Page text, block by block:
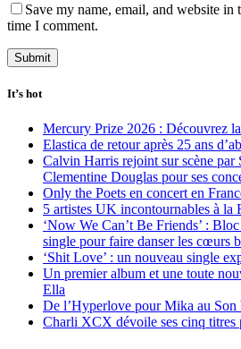
Save my name, email, and website
time I comment.
It’s hot
Mercury Prize 2026 : Découvrez
Elastica de retour après 25 ans
Calvin Harris rejoint sur scène par
Clementine Douglas pour ses
Only the Poets en concert en
5 artistes UK incontournables à la
‘Now We Can’t Be Friends’ :
single pour faire danser les cœurs
‘Shit Love’ : un nouveau single
Un premier album et une toute
Ella
De l’Hyperlove pour Mika au Son
Charli XCX dévoile ses cinq titres